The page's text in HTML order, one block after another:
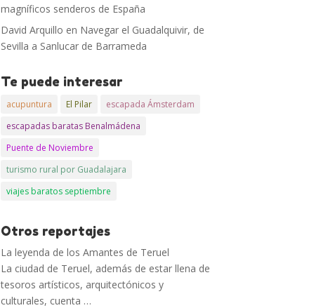
magníficos senderos de España
David Arquillo en Navegar el Guadalquivir, de
Sevilla a Sanlucar de Barrameda
Te puede interesar
acupuntura El Pilar
escapada Ámsterdam
escapadas baratas Benalmádena
Puente de Noviembre
turismo rural por Guadalajara
viajes baratos septiembre
Otros reportajes
La leyenda de los Amantes de Teruel
La ciudad de Teruel, además de estar llena de
tesoros artísticos, arquitectónicos y
culturales, cuenta …